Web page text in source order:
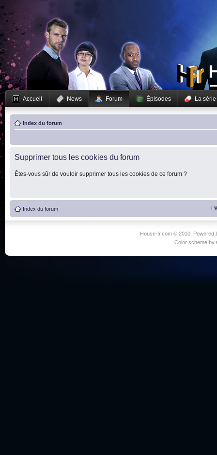
Accueil News Forum Épisodes La série
Index du forum
Supprimer tous les cookies du forum
Êtes-vous sûr de vouloir supprimer tous les cookies de ce forum ?
Index du forum
House-fr.com © 2010. Powered
Color scheme by